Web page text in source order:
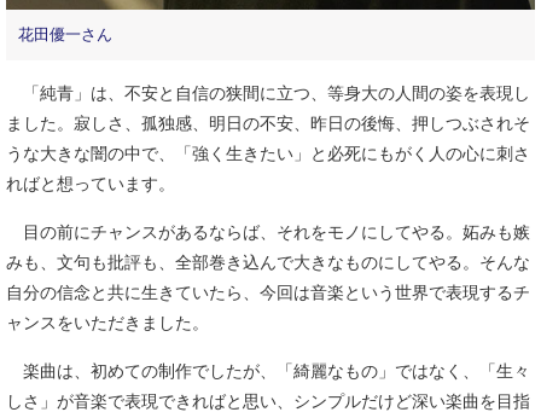
花田優一さん
「純青」は、不安と自信の狭間に立つ、等身大の人間の姿を表現し
ました。寂しさ、孤独感、明日の不安、昨日の後悔、押しつぶされそ
うな大きな闇の中で、「強く生きたい」と必死にもがく人の心に刺さ
ればと想っています。
目の前にチャンスがあるならば、それをモノにしてやる。妬みも嫉
みも、文句も批評も、全部巻き込んで大きなものにしてやる。そんな
自分の信念と共に生きていたら、今回は音楽という世界で表現するチ
ャンスをいただきました。
楽曲は、初めての制作でしたが、「綺麗なもの」ではなく、「生々
しさ」が音楽で表現できればと思い、シンプルだけど深い楽曲を目指